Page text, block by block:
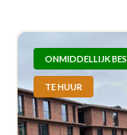
ONMIDDELLIJK
TE HUUR